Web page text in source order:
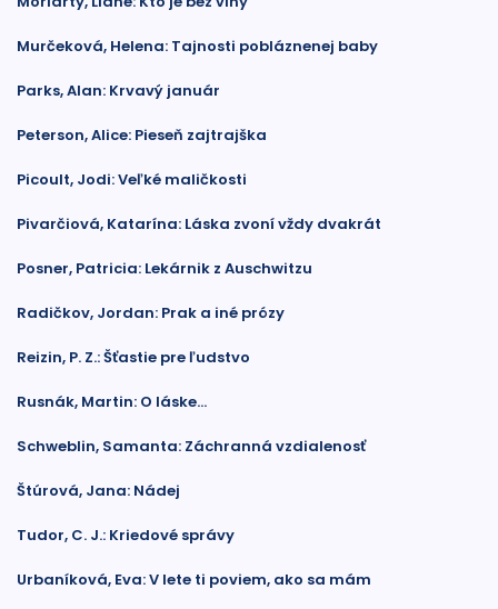
Murčeková, Helena: Tajnosti pobláznenej baby
Parks, Alan: Krvavý január
Peterson, Alice: Pieseň zajtrajška
Picoult, Jodi: Veľké maličkosti
Pivarčiová, Katarína: Láska zvoní vždy dvakrát
Posner, Patricia: Lekárnik z Auschwitzu
Radičkov, Jordan: Prak a iné prózy
Reizin, P. Z.: Šťastie pre ľudstvo
Rusnák, Martin: O láske...
Schweblin, Samanta: Záchranná vzdialenosť
Štúrová, Jana: Nádej
Tudor, C. J.: Kriedové správy
Urbaníková, Eva: V lete ti poviem, ako sa mám